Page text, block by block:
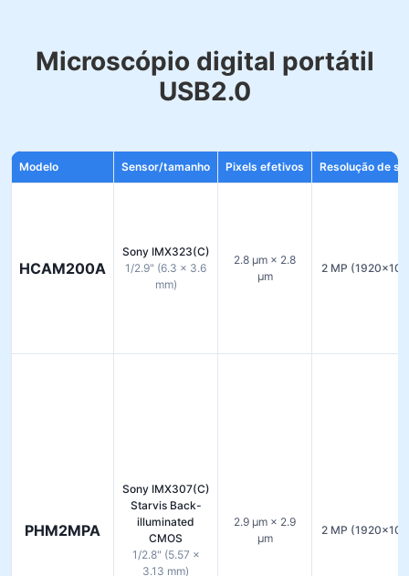
Microscópio digital portátil
USB2.0
Modelo Sensor/tamanho Pixels efetivos Resolução de
HCAM200A
Sony IMX323(C)
1/2.9" (6.3 × 3.6
mm)
2.8 µm × 2.8
µm
2 MP
PHM2MPA
Sony IMX307(C)
Starvis Back-
illuminated
CMOS
1/2.8" (5.57 ×
3.13 mm)
2.9 µm × 2.9
µm
2 MP